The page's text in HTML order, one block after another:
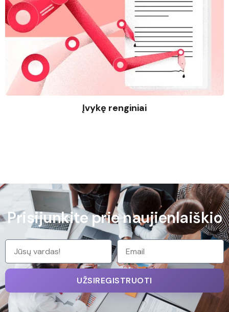
Įvykę renginiai
Prisijunkite prie naujienlaiškio
UŽSIREGISTRUOTI